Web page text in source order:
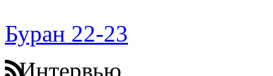
Буран 22-23
Интервью